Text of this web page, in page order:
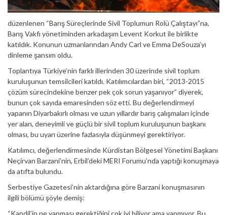
düzenlenen “Barış Süreçlerinde Sivil Toplumun Rolü Çalıştayı”na,
Barış Vakfı yönetiminden arkadaşım Levent Korkut ile birlikte
katıldık. Konunun uzmanlarından Andy Carl ve Emma DeSouza’yı
dinleme şansım oldu.
Toplantıya Türkiye’nin farklı illerinden 30 üzerinde sivil toplum
kuruluşunun temsilcileri katıldı. Katılımcılardan biri, “2013-2015
çözüm sürecindekine benzer pek çok sorun yaşanıyor” diyerek,
bunun çok sayıda emaresinden söz etti. Bu değerlendirmeyi
yapanın Diyarbakırlı olması ve uzun yıllardır barış çalışmaları içinde
yer alan, deneyimli ve güçlü bir sivil toplum kuruluşunun başkanı
olması, bu uyarı üzerine fazlasıyla düşünmeyi gerektiriyor.
Katılımcı, değerlendirmesinde Kürdistan Bölgesel Yönetimi Başkanı
Neçirvan Barzani’nin, Erbil’deki MERI Forumu’nda yaptığı konuşmaya
da atıfta bulundu.
Serbestiye Gazetesi’nin aktardığına göre Barzani konuşmasının
ilgili bölümü şöyle demiş:
“Kandil’in ne yapması gerektiğini çok iyi biliyor ama yapmıyor. Bu,